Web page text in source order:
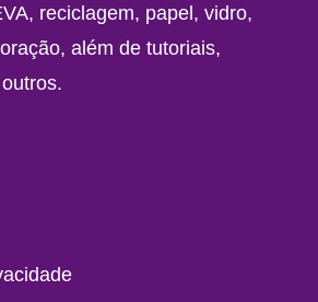
reciclagem, papel, vidro,
além de tutoriais,